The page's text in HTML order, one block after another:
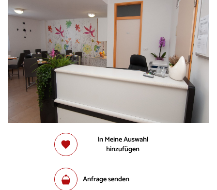
In Meine Auswahl
hinzufügen
Anfrage senden